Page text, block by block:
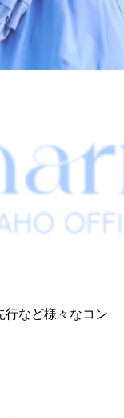
など様々なコン